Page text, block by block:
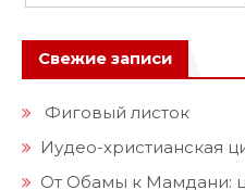
Свежие записи
Фиговый листок
Иудео-христианская
От Обамы к Мамдани: